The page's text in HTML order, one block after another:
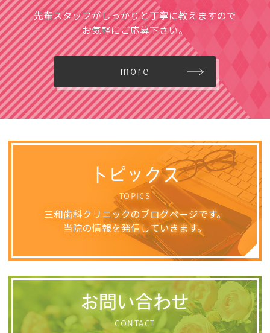
先輩スタッフがしっかりと丁寧に教えますので
お気軽にご応募下さい。
more
トピックス
TOPICS
三和歯科クリニックのブログページです。
当院の情報を発信していきます。
お問い合わせ
CONTACT